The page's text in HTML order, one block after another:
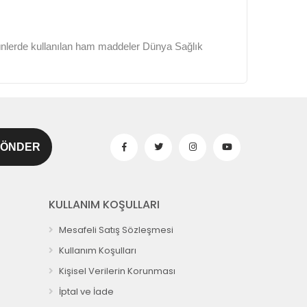
kullanılan ham maddeler Dünya Sağlık
KULLANIM KOŞULLARI
Mesafeli Satış Sözleşmesi
Kullanım Koşulları
Kişisel Verilerin Korunması
İptal ve İade